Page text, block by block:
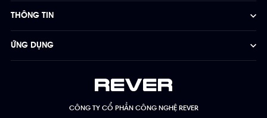
CÔNG TY CỔ PHẦN CÔNG NGHỆ REVER
THÔNG TIN
ỨNG DỤNG